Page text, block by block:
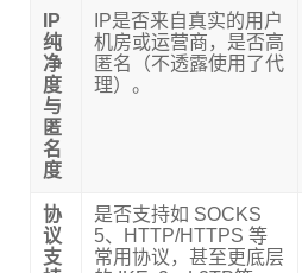
IP
纯
净
度
与
匿
名
度
IP是否来自真实的用户
机房或运营商，是否高
匿名（不透露使用了代
理）。
协
议
支
是否支持如 SOCKS
5、HTTP/HTTPS 等
常用协议，甚至更底层